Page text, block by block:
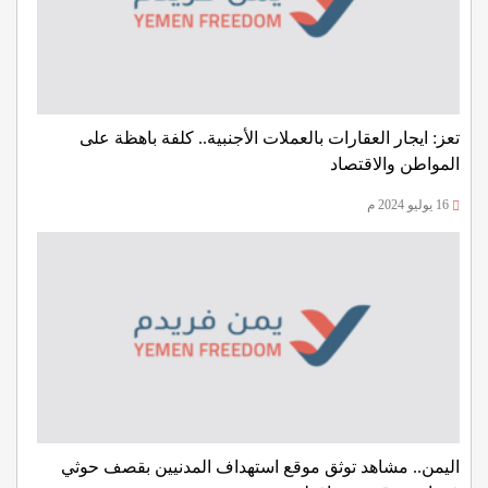
تعز: ايجار العقارات بالعملات الأجنبية.. كلفة باهظة على
المواطن والاقتصاد
اليمن.. مشاهد توثق موقع استهداف المدنيين بقصف حوثي